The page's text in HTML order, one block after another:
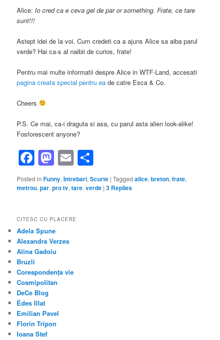
Alice: Io cred ca e ceva gel de par or something. Frate, ce tare
sunt!!!
Astept idei de la voi. Cum credeti ca a ajuns Alice sa aiba parul
verde? Hai ca-s al naibii de curios, frate!
Pentru mai multe informatii despre Alice in WTF-Land, accesati
pagina creata special pentru ea de catre Esca & Co.
Cheers
P.S. Ce mai, ca-i draguta si asa, cu parul asta alien look-alike!
Fosforescent anyone?
Facebook
Mastodon
Email
Posted in Funny,Întrebari,Scurte |Tagged alice,breton,frate,
metrou,par,pro tv,tare,verde |3 Replies
CITESC CU PLACERE
Adela Spune
Alexandra Verzes
Alina Gadoiu
Bruzli
Corespondența vie
Cosmipolitan
DeCe Blog
Édes Illat
Emilian Pavel
Florin Tripon
Ioana Stef